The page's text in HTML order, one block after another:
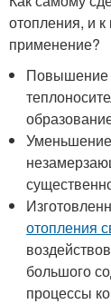
отопления, и
применение?
Повышение
отопления
большого
процессы